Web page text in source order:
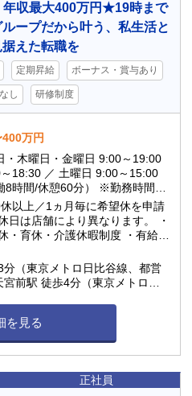
年収最大400万円★19時まで
ープだから叶う、私生活と
えた転職を
定期昇給 ボーナス・賞与あり
し 研修制度
万円
・木曜日・金曜日 9:00～19:00
18:30 ／ 土曜日 9:00～15:00
8時間/休憩60分） ※勤務時間は
に準じます。 ※月の平均残業時
アは閉局時
徴で、18:00や19:00の閉局が多
以上／1ヵ月毎に希望休を申請
日は店舗により異なります。 ・
・育休・介護休暇制度 ・有給休
10日付与) ★年間休日117日
分（東京メトロ日比谷線、都営
前駅 徒歩4分（東京メトロ半
を見る
正社員